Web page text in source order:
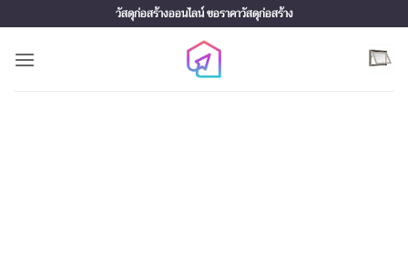
to
content
วัสดุก่อสร้างออนไลน์ ขอราคาวัสดุก่อสร้าง